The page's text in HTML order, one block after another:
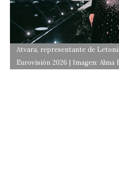
Atvara, representante de
Eurovisión 2026 | Imagen: Alma